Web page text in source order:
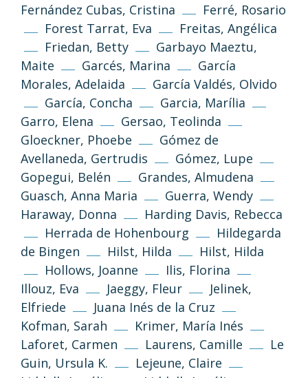
Fernández Cubas, Cristina
Ferré, Rosario
Forest Tarrat, Eva
Freitas, Angélica
Friedan, Betty
Garbayo Maeztu,
Maite
Garcés, Marina
García
Morales, Adelaida
García Valdés, Olvido
García, Concha
Garcia, Marília
Garro, Elena
Gersao, Teolinda
Gloeckner, Phoebe
Gómez de
Avellaneda, Gertrudis
Gómez, Lupe
Gopegui, Belén
Grandes, Almudena
Guasch, Anna Maria
Guerra, Wendy
Haraway, Donna
Harding Davis, Rebecca
Herrada de Hohenbourg
Hildegarda
de Bingen
Hilst, Hilda
Hilst, Hilda
Hollows, Joanne
Ilis, Florina
Illouz, Eva
Jaeggy, Fleur
Jelinek,
Elfriede
Juana Inés de la Cruz
Kofman, Sarah
Krimer, María Inés
Laforet, Carmen
Laurens, Camille
Le
Guin, Ursula K.
Lejeune, Claire